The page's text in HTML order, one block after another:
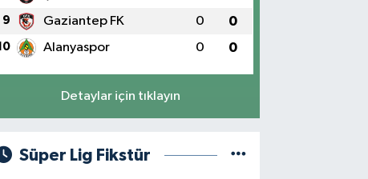
9 Gaziantep FK 0 0
Alanyaspor 0 0
Detaylar için tıklayın
Süper Lig Fikstür